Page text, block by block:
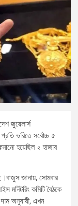
জুয়েলার্স
ভরিতে সর্বোচ্চ ৫
হয়েছিল ২ হাজার
জানায়, সোমবার
মনিটরিং কমিটি বৈঠকে
অনুযায়ী, এখন